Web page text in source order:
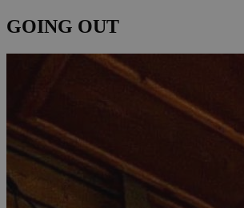
GOING OUT